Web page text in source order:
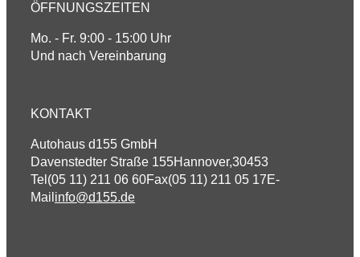
ÖFFNUNGSZEITEN
Mo. - Fr. 9:00 - 15:00 Uhr
Und nach Vereinbarung
KONTAKT
Autohaus d155 GmbH
Davenstedter Straße 155Hannover,30453
Tel (05 11) 211 06 60Fax(05 11) 211 05 17E-
Mail info@d155.de